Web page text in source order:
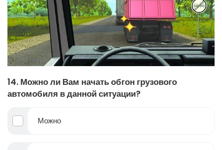
14. Можно ли Вам начать обгон грузового
автомобиля в данной ситуации?
Можно